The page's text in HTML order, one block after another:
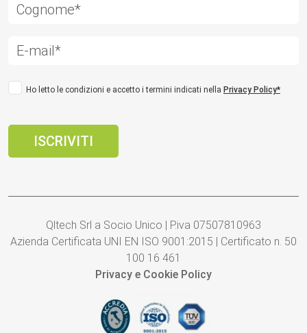
Ho letto le condizioni e accetto i termini indicati nella Privacy Policy*
Qltech Srl a Socio Unico | P.iva 07507810963
Azienda Certificata UNI EN ISO 9001:2015 | Certificato n. 50
100 16 461
Privacy e Cookie Policy